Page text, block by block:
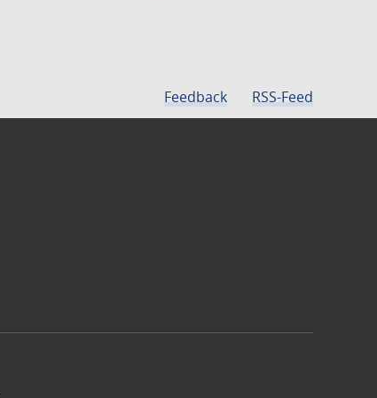
Feedback RSS-Feed